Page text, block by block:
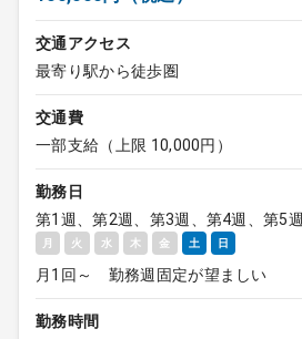
交通アクセス
最寄り駅から徒歩圏
交通費
一部支給（上限 10,000円）
勤務日
第1週、第2週、第3週、第4週、第5週
月 火 水 木 金 土 日
月1回～ 勤務週固定が望ましい
勤務時間